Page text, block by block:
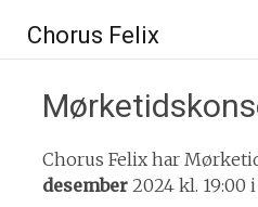
innhold
Chorus Felix
Chorus Felix har
desember2024 kl. 19:00 i